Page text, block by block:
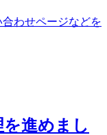
わせページなどを
進めまし